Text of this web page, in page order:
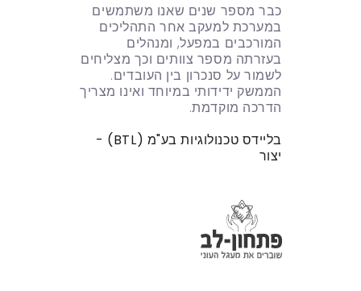
כבר מספר שנים שאנו משתמשים
במערכת למעקב אחר התהליכים
המורכבים במפעל, ומנהלים
בעזרתה מספר צוותים וכך מצליחים
לשמור על סנכרון בין העובדים.
הממשק ידידותי במיוחד ואינו מצריך
הדרכה מוקדמת.
בליידס טכנולוגיות בע"מ (BTL) -
יצור